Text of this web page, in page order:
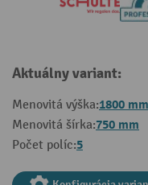
Aktuálny variant:
Menovitá výška:1800 mm
Menovitá šírka:750 mm
Počet políc:5